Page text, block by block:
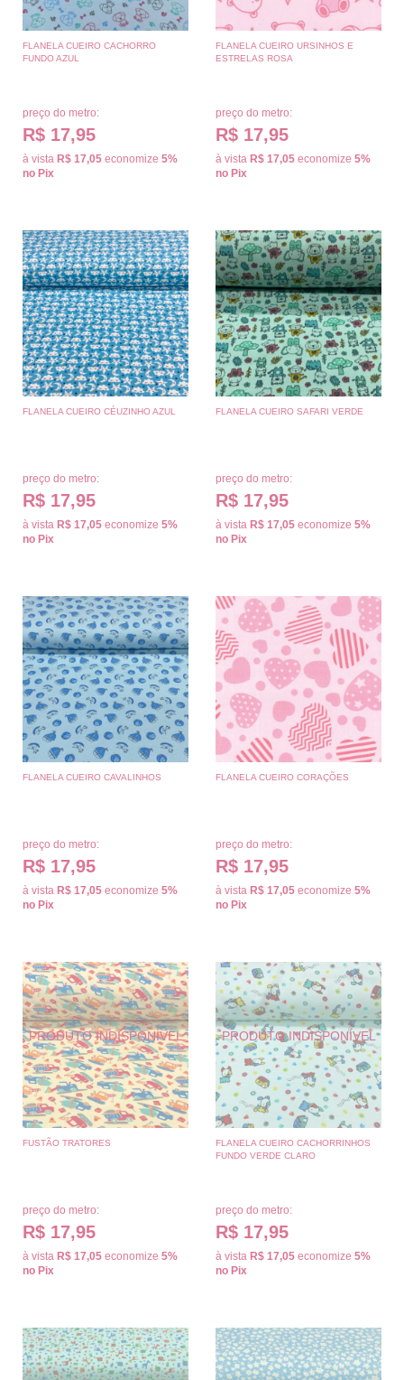
FLANELA CUEIRO CACHORRO
FUNDO AZUL
preço do metro:
R$ 17,95
à vista R$ 17,05 economize 5%
no Pix
FLANELA CUEIRO URSINHOS E
ESTRELAS ROSA
preço do metro:
R$ 17,95
à vista R$ 17,05 economize 5%
no Pix
FLANELA CUEIRO CÉUZINHO AZUL
preço do metro:
R$ 17,95
à vista R$ 17,05 economize 5%
no Pix
FLANELA CUEIRO SAFARI VERDE
preço do metro:
R$ 17,95
à vista R$ 17,05 economize 5%
no Pix
FLANELA CUEIRO CAVALINHOS
preço do metro:
R$ 17,95
à vista R$ 17,05 economize 5%
no Pix
FLANELA CUEIRO CORAÇÕES
preço do metro:
R$ 17,95
à vista R$ 17,05 economize 5%
no Pix
FUSTÃO TRATORES
preço do metro:
R$ 17,95
à vista R$ 17,05 economize 5%
no Pix
FLANELA CUEIRO CACHORRINHOS
FUNDO VERDE CLARO
preço do metro:
R$ 17,95
à vista R$ 17,05 economize 5%
no Pix